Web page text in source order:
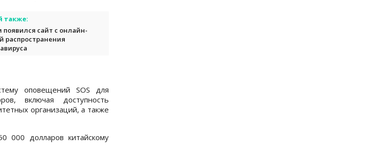
также:
появился сайт с онлайн-
распространения
оповещений SOS для
включая доступность
организаций, а также
000 долларов китайскому